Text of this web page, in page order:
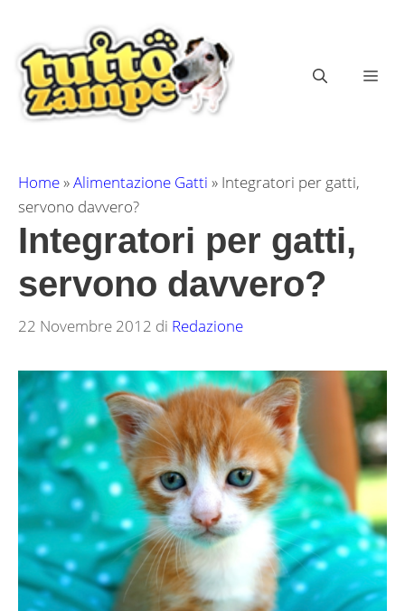
contenuto
Home»Alimentazione Gatti » Integratori per gatti,
servono davvero?
Integratori per gatti,
servono davvero?
22 Novembre 2012 di Redazione